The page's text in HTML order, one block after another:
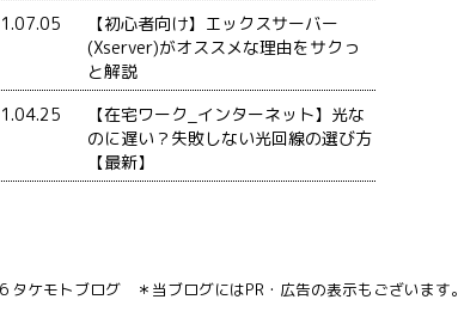
【初心者向け】エックスサーバー
(Xserver)がオススメな理由をサクっ
と解説
【在宅ワーク_インターネット】光な
のに遅い？失敗しない光回線の選び方
【最新】
タケモトブログ ＊当ブログにはPR・広告の表示もございます。